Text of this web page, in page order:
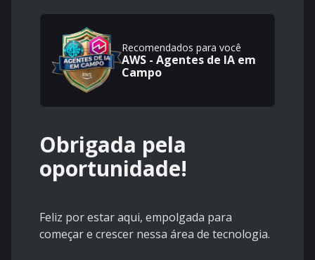
Recomendados para você
AWS - Agentes de IA em
Campo
Obrigada pela
oportunidade!
Feliz por estar aqui, empolgada para
começar e crescer nessa área de tecnologia.